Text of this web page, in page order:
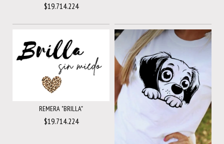
$19.714.224
REMERA "BRILLA"
$19.714.224